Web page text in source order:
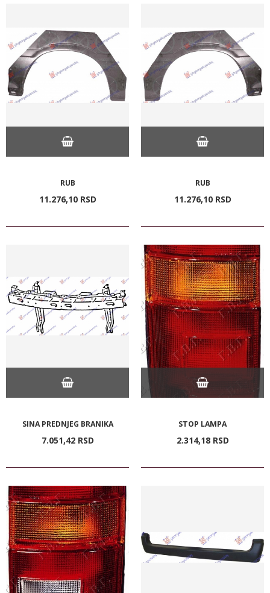
RUB
11.276,10 RSD
RUB
11.276,10 RSD
SINA PREDNJEG BRANIKA
7.051,42 RSD
STOP LAMPA
2.314,18 RSD